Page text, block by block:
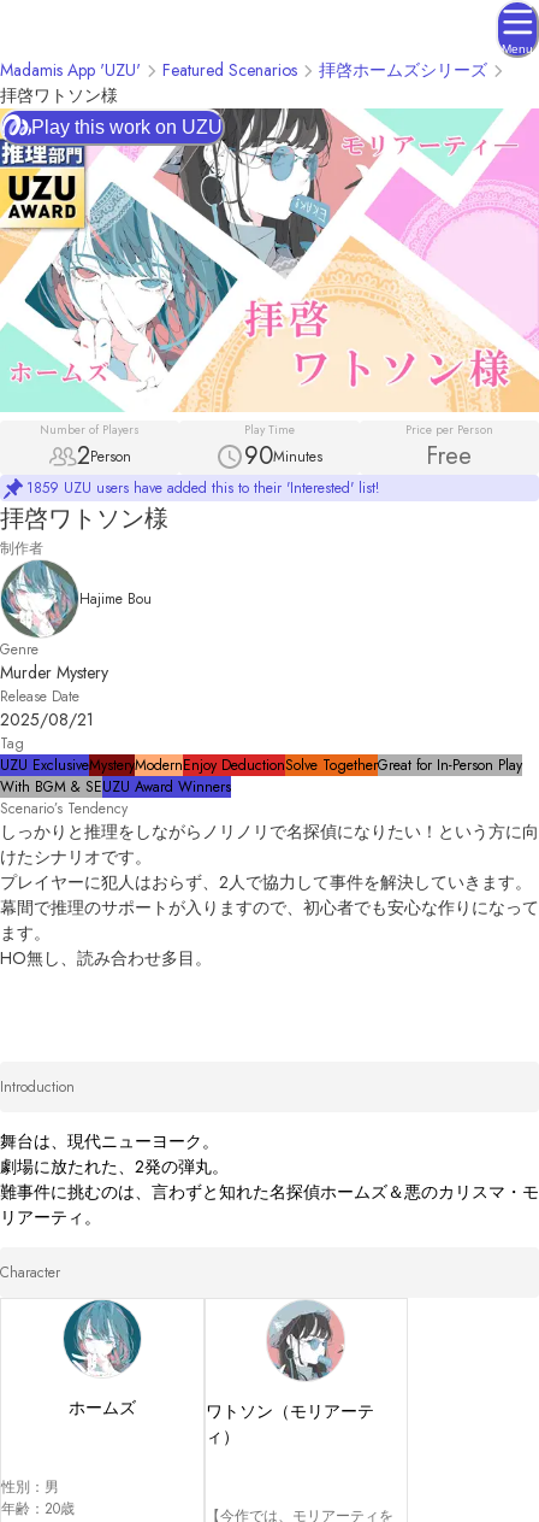
Menu
Madamis App 'UZU' Featured Scenarios
拝啓ホームズシリーズ
拝啓ワトソン様
Number of Players
2Person
Play Time
90Minutes
Price per Person
Free
1859 UZU users have added this to their 'Interested' list!
Play this work on UZU
拝啓ワトソン様
制作者
Hajime Bou
Genre
Murder Mystery
Release Date
2025/08/21
Tag
UZU ExclusiveMysteryModernEnjoy DeductionSolve TogetherGreat for In-Person Play
With BGM & SEUZU Award Winners
Scenario’s Tendency
しっかりと推理をしながらノリノリで名探偵になりたい！という方に向
けたシナリオです。
プレイヤーに犯人はおらず、2人で協力して事件を解決していきます。
幕間で推理のサポートが入りますので、初心者でも安心な作りになって
ます。
HO無し、読み合わせ多目。
Introduction
舞台は、現代ニューヨーク。
劇場に放たれた、2発の弾丸。
難事件に挑むのは、言わずと知れた名探偵ホームズ＆悪のカリスマ・モ
リアーティ。
Character
ホームズ
性別：男
年齢：20歳
ワトソン（モリアーテ
ィ）
【今作では、モリアーティを